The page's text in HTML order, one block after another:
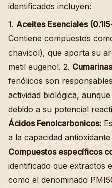
identificados incluyen:
1. Aceites Esenciales
Contiene compuestos
chavicol), que aporta su
metil eugenol. 2.
fenólicos son
actividad biológica,
debido a su potencial
Ácidos Fenolcarbonicos:
a la capacidad
Compuestos específicos
identificado que extractos
como el denominado